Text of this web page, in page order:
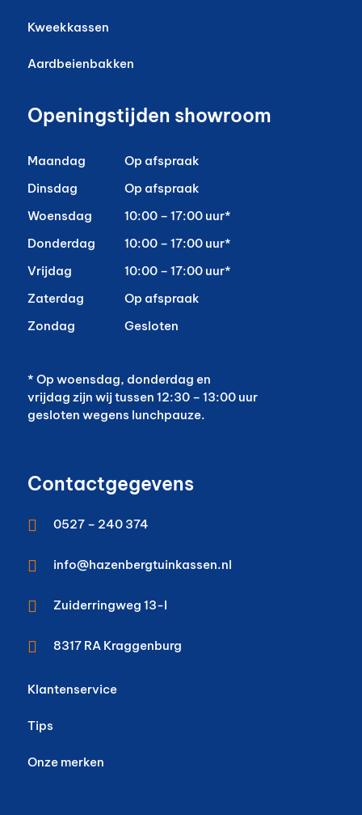
Kweekkassen
Aardbeienbakken
Openingstijden showroom
Maandag
Op afspraak
Dinsdag
Op afspraak
Woensdag
10:00 – 17:00 uur*
Donderdag
10:00 – 17:00 uur*
Vrijdag
10:00 – 17:00 uur*
Zaterdag
Op afspraak
Zondag
Gesloten
* Op woensdag, donderdag en
vrijdag zijn wij tussen 12:30 – 13:00 uur
gesloten wegens lunchpauze.
Contactgegevens
 0527 – 240 374
 info@hazenbergtuinkassen.nl
 Zuiderringweg 13-I
 8317 RA Kraggenburg
Klantenservice
Tips
Onze merken